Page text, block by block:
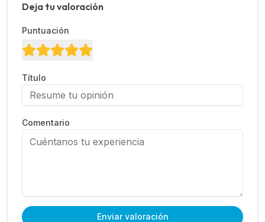
Deja tu valoración
Puntuación
Título
Comentario
Enviar valoración